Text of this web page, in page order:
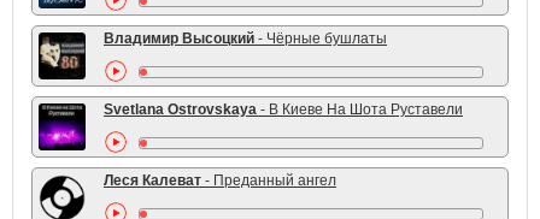
Владимир Высоцкий - Чёрные бушлаты
Svetlana Ostrovskaya - В Киеве На Шота Руставели
Леся Калеват - Преданный ангел